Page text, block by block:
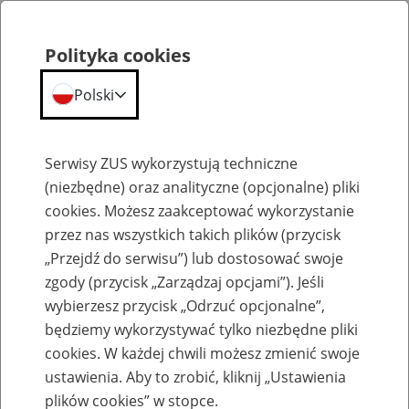
Emerytury
Baza zlikwidowanych lub
przekształconych zakładów pracy
Polityka cookies
Polski
Serwisy ZUS wykorzystują techniczne
(niezbędne) oraz analityczne (opcjonalne) pliki
cookies. Możesz zaakceptować wykorzystanie
przez nas wszystkich takich plików (przycisk
„Przejdź do serwisu”) lub dostosować swoje
zgody (przycisk „Zarządzaj opcjami”). Jeśli
wybierzesz przycisk „Odrzuć opcjonalne”,
będziemy wykorzystywać tylko niezbędne pliki
cookies. W każdej chwili możesz zmienić swoje
ustawienia. Aby to zrobić, kliknij „Ustawienia
plików cookies” w stopce.